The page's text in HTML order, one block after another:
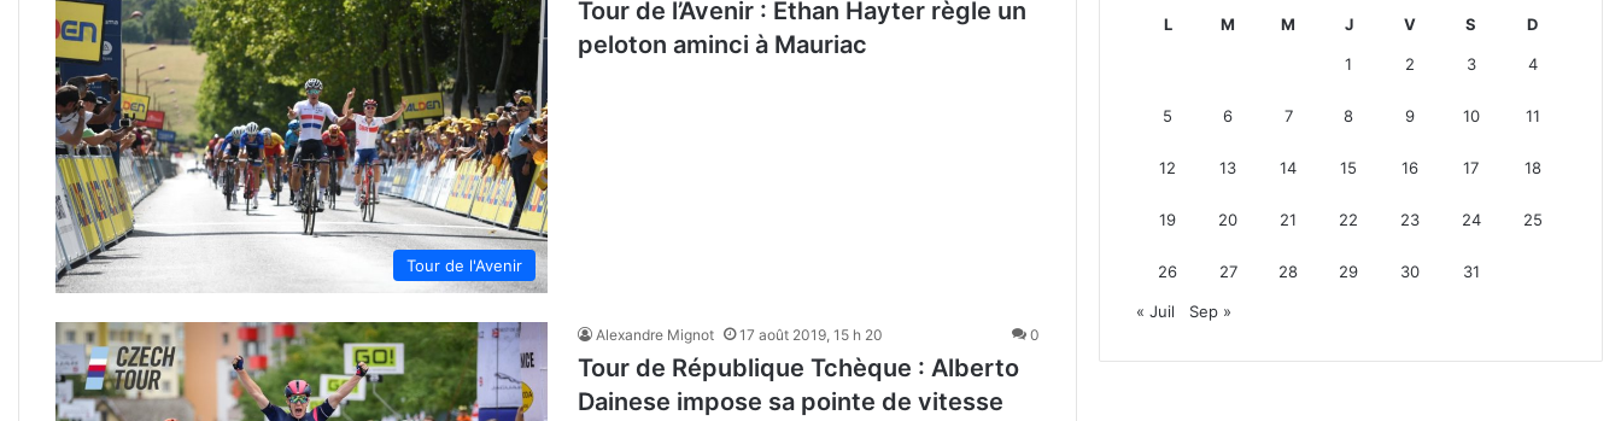
Tour de l'Avenir
Tour de l’Avenir : Ethan Hayter règle un
peloton aminci à Mauriac
Alexandre Mignot 17 août 2019, 15 h 20 0
Tour de République Tchèque : Alberto
Dainese impose sa pointe de vitesse
L M M J V S D
1 2 3 4
5 6 7 8 9 10 11
12 13 14 15 16 17 18
19 20 21 22 23 24 25
26 27 28 29 30 31
« Juil Sep »